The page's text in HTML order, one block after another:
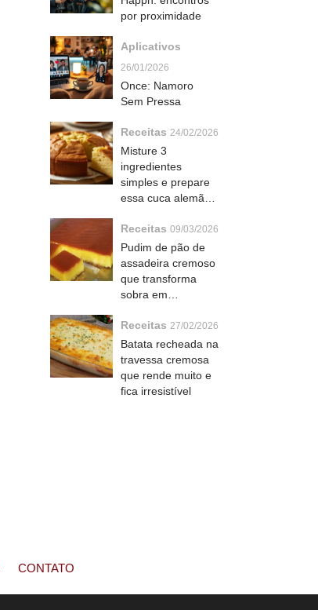
por proximidade
Aplicativos
26/01/2026
Once: Namoro
Sem Pressa
Receitas 24/02/2026
Misture 3
ingredientes
simples e prepare
essa cuca alemã
poucos minutos
Receitas 09/03/2026
Pudim de pão de
assadeira cremoso
que transforma
sobra em
água na boca
Receitas 27/02/2026
Batata recheada na
travessa cremosa
que rende muito e
fica irresistível
CONTATO